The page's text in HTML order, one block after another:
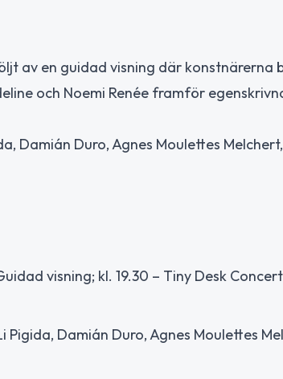
av en guidad visning där konstnärerna
och Noemi Renée framför
Damián Duro, Agnes Moulettes
visning; kl. 19.30 – Tiny Desk Concert
Pigida, Damián Duro, Agnes Moulettes